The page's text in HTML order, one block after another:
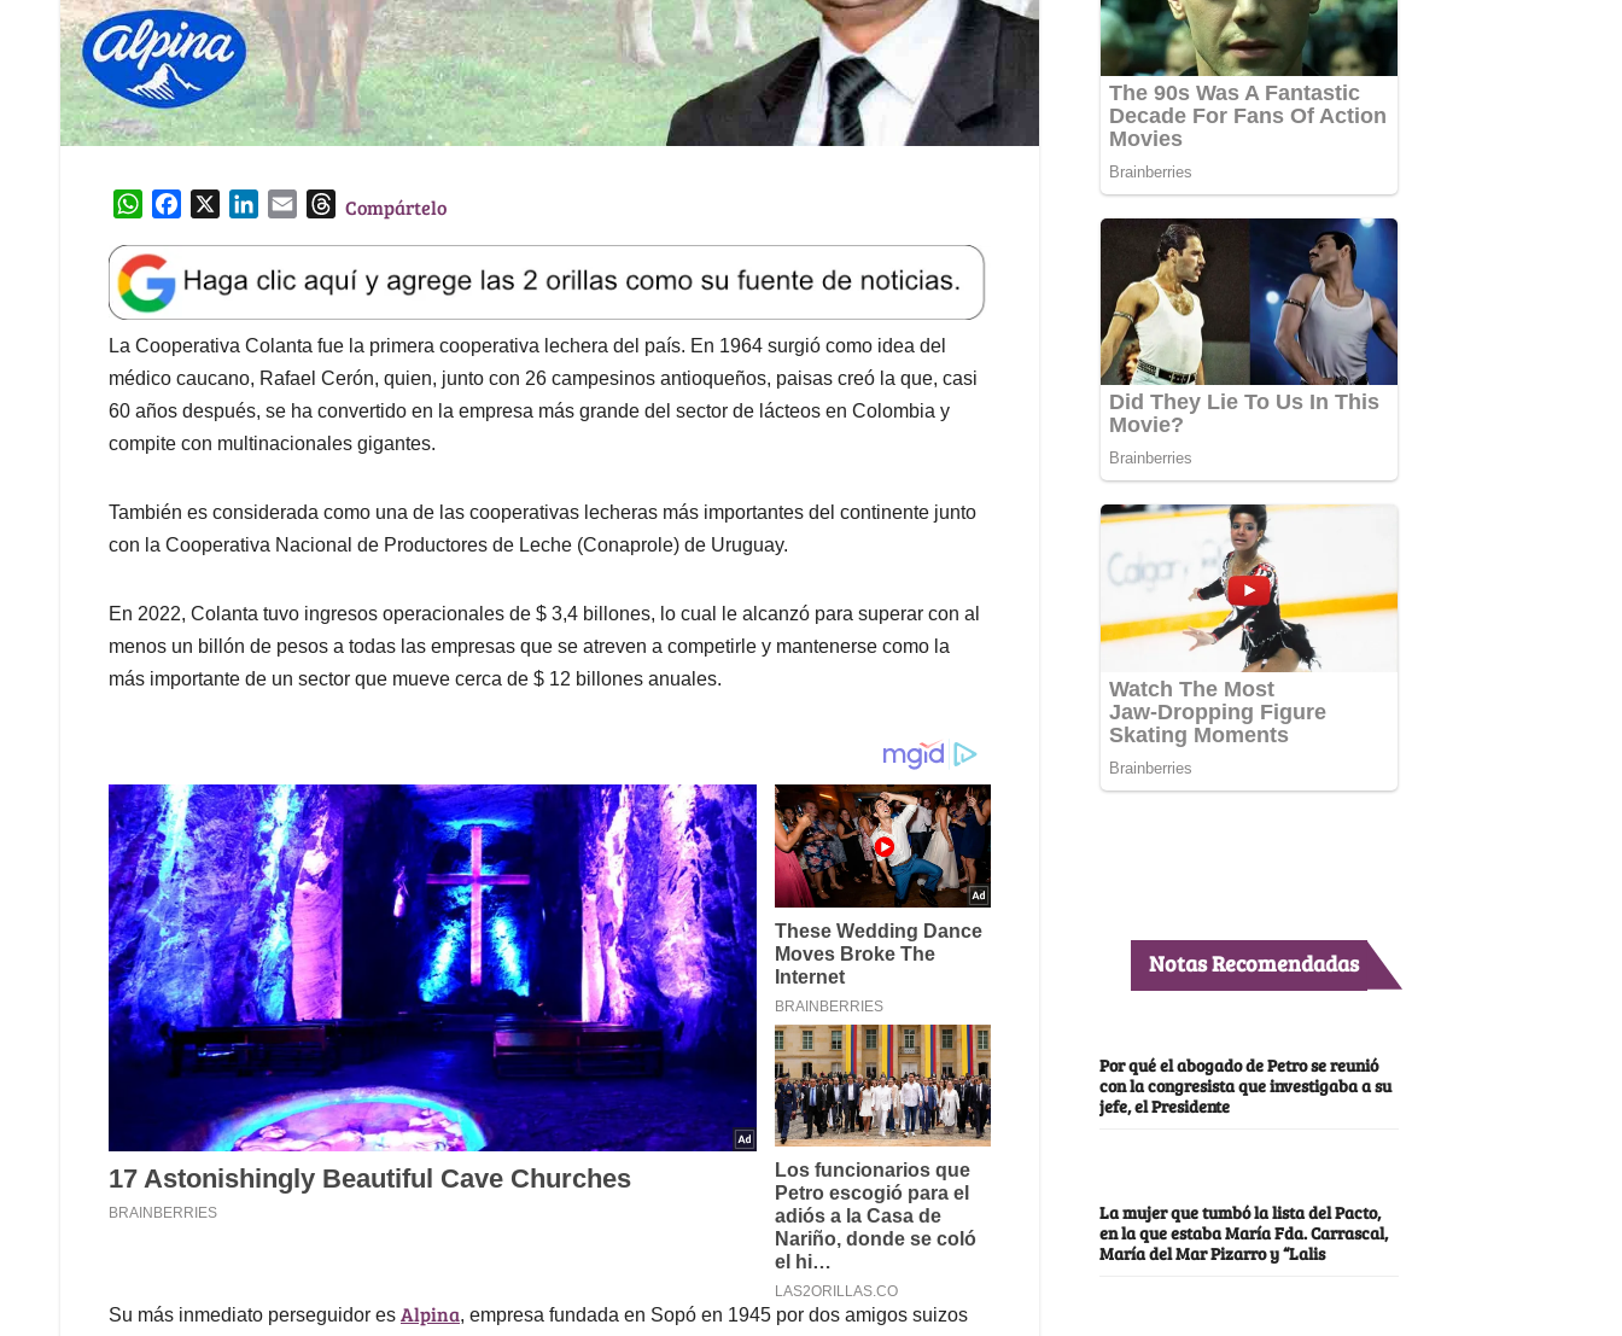
W
a
t
s
A
p
p
e
b
o
o
k
k
e
d
I
n
l
T
e
a
d
s
Compártelo
La Cooperativa Colanta fue la primera cooperativa lechera del país. En 1964 surgió como idea del
médico caucano, Rafael Cerón, quien, junto con 26 campesinos antioqueños, paisas creó la que, casi
60 años después, se ha convertido en la empresa más grande del sector de lácteos en Colombia y
compite con multinacionales gigantes.
También es considerada como una de las cooperativas lecheras más importantes del continente junto
con la Cooperativa Nacional de Productores de Leche (Conaprole) de Uruguay.
En 2022, Colanta tuvo ingresos operacionales de $ 3,4 billones, lo cual le alcanzó para superar con al
menos un billón de pesos a todas las empresas que se atreven a competirle y mantenerse como la
más importante de un sector que mueve cerca de $ 12 billones anuales.
Su más inmediato perseguidor es Alpina, empresa fundada en Sopó en 1945 por dos amigos suizos
Notas Recomendadas
Por qué el abogado de Petro se reunió
con la congresista que investigaba a su
jefe, el Presidente
La mujer que tumbó la lista del Pacto,
en la que estaba María Fda. Carrascal,
María del Mar Pizarro y “Lalis